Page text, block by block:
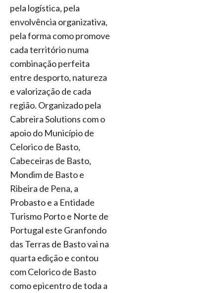
pela logística, pela
envolvência organizativa,
pela forma como promove
cada território numa
combinação perfeita
entre desporto, natureza
e valorização de cada
região. Organizado pela
Cabreira Solutions com o
apoio do Município de
Celorico de Basto,
Cabeceiras de Basto,
Mondim de Basto e
Ribeira de Pena, a
Probasto e a Entidade
Turismo Porto e Norte de
Portugal este Granfondo
das Terras de Basto vai na
quarta edição e contou
com Celorico de Basto
como epicentro de toda a